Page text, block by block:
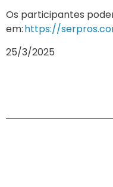
Os participantes
em:https://
25/3/2025